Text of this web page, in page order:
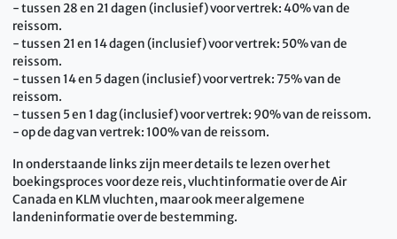
- tussen 28 en 21 dagen (inclusief) voor vertrek: 40% van de
reissom.
- tussen 21 en 14 dagen (inclusief) voor vertrek: 50% van de
reissom.
- tussen 14 en 5 dagen (inclusief) voor vertrek: 75% van de
reissom.
- tussen 5 en 1 dag (inclusief) voor vertrek: 90% van de reissom.
- op de dag van vertrek: 100% van de reissom.
In onderstaande links zijn meer details te lezen over het
boekingsproces voor deze reis, vluchtinformatie over de Air
Canada en KLM vluchten, maar ook meer algemene
landeninformatie over de bestemming.